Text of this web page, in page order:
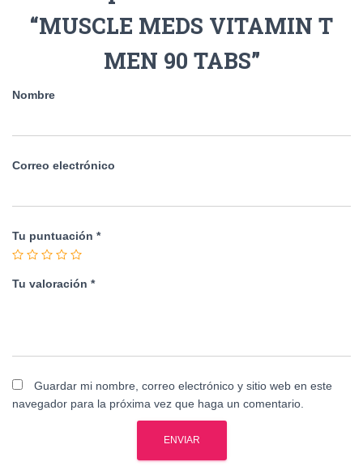
“MUSCLE MEDS VITAMIN T
MEN 90 TABS”
Nombre
Correo electrónico
Tu puntuación *
Tu valoración *
Guardar mi nombre, correo electrónico y sitio web en este
navegador para la próxima vez que haga un comentario.